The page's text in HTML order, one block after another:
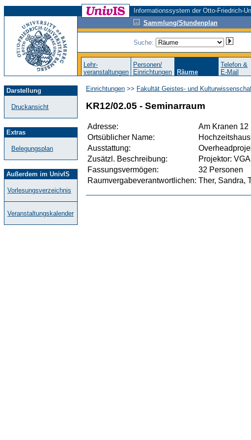
Informationssystem der Otto-Friedrich-
Sammlung/Stundenplan
Suche:
Lehr-
veranstaltungen
Personen/
Einrichtungen
Räume
Telefon &
E-Mail
Darstellung
Druckansicht
Extras
Belegungsplan
Außerdem im UnivIS
Vorlesungsverzeichnis
Veranstaltungskalender
Einrichtungen >> Fakultät Geistes- und
KR12/02.05 - Seminarraum
Adresse:
Am Kranen 12
Ortsüblicher Name:
Hochzeitshaus
Ausstattung:
Zusätzl. Beschreibung:
Projektor:
Fassungsvermögen:
32 Personen
Raumvergabeverantwortlichen: Ther, Sandra,